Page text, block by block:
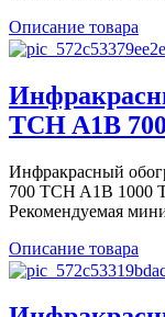
Описание товара
TCH A1B 700
Инфракрасный
700 TCH A1B 1000
Рекомендуемая
Описание товара